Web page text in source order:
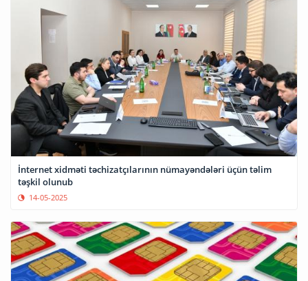
İnternet xidməti təchizatçılarının nümayəndələri üçün təlim
təşkil olunub
14-05-2025